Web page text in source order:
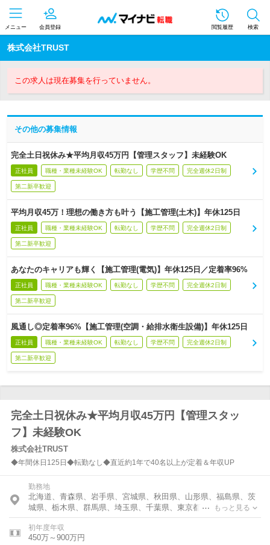
メニュー 会員登録 閲覧履歴 検索
株式会社TRUST
この求人は現在募集を行っていません。
その他の募集情報
完全土日祝休み★平均月収45万円【管理スタッフ】未経験OK
正社員 職種・業種未経験OK 転勤なし 学歴不問 完全週休2日制
第二新卒歓迎
平均月収45万！理想の働き方も叶う【施工管理(土木)】年休125日
正社員 職種・業種未経験OK 転勤なし 学歴不問 完全週休2日制
第二新卒歓迎
あなたのキャリアも輝く【施工管理(電気)】年休125日／定着率96%
正社員 職種・業種未経験OK 転勤なし 学歴不問 完全週休2日制
第二新卒歓迎
風通し◎定着率96%【施工管理(空調・給排水衛生設備)】年休125日
正社員 職種・業種未経験OK 転勤なし 学歴不問 完全週休2日制
第二新卒歓迎
完全土日祝休み★平均月収45万円【管理スタッ
フ】未経験OK
株式会社TRUST
◆年間休日125日◆転勤なし◆直近約1年で40名以上が定着＆年収UP
勤務地
北海道、青森県、岩手県、宮城県、秋田県、山形県、福島県、茨
城県、栃木県、群馬県、埼玉県、千葉県、東京都、神奈川県、富
山県、石川県、福井県、新潟県、山梨県、長野県、岐阜県、静岡
県、愛知県、三重県、滋賀県、京都府、大阪府、兵庫県、奈良
県、和歌山県、鳥取県、島根県、岡山県、広島県、山口県、徳島
もっと見る
初年度年収
450万～900万円